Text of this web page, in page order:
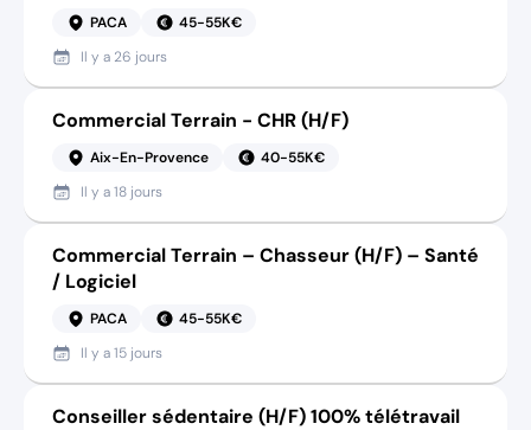
PACA
45-55K€
Il y a 26 jours
Commercial Terrain - CHR (H/F)
Aix-En-Provence
40-55K€
Il y a18 jours
Commercial Terrain – Chasseur (H/F) – Santé
/ Logiciel
PACA
45-55K€
Il y a15 jours
Conseiller sédentaire (H/F) 100% télétravail